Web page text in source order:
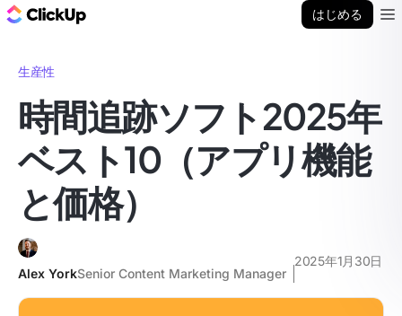
はじめる
生産性
時間追跡ソフト2025年
ベスト10（アプリ機能
と価格）
Alex YorkSenior Content Marketing Manager
2025年1月30日